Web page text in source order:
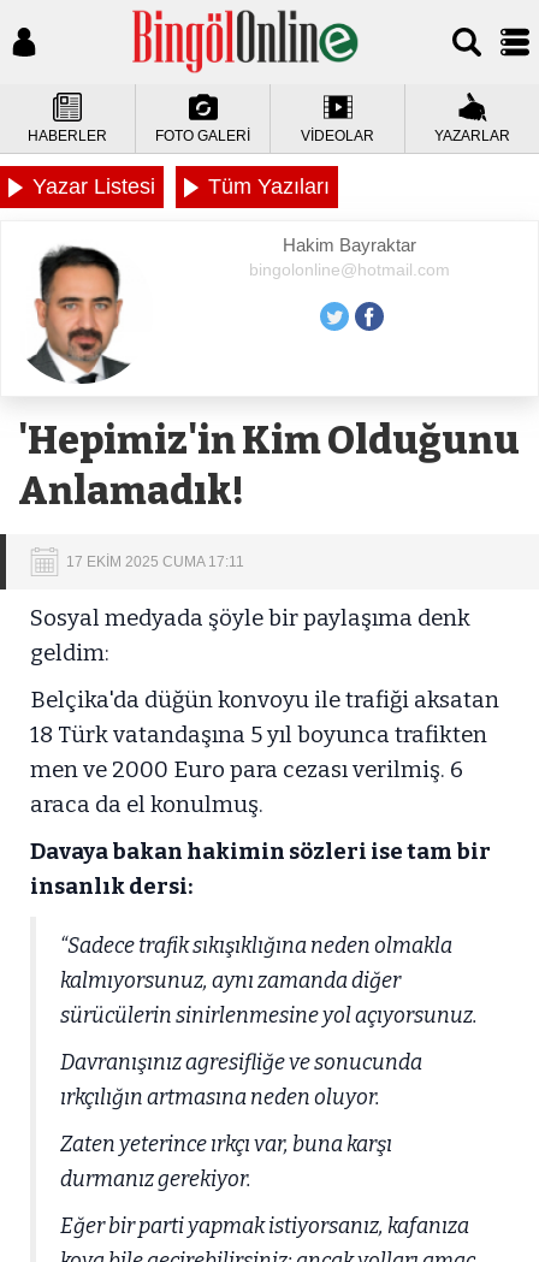
HABERLER FOTO GALERİ VİDEOLAR YAZARLAR
Yazar Listesi Tüm Yazıları
Hakim Bayraktar
bingolonline@hotmail.com
'Hepimiz'in Kim Olduğunu
Anlamadık!
17 EKİM 2025 CUMA 17:11
Sosyal medyada şöyle bir paylaşıma denk
geldim:
Belçika'da düğün konvoyu ile trafiği aksatan
18 Türk vatandaşına 5 yıl boyunca trafikten
men ve 2000 Euro para cezası verilmiş. 6
araca da el konulmuş.
Davaya bakan hakimin sözleri ise tam bir
insanlık dersi:
“Sadece trafik sıkışıklığına neden olmakla
kalmıyorsunuz, aynı zamanda diğer
sürücülerin sinirlenmesine yol açıyorsunuz.
Davranışınız agresifliğe ve sonucunda
ırkçılığın artmasına neden oluyor.
Zaten yeterince ırkçı var, buna karşı
durmanız gerekiyor.
Eğer bir parti yapmak istiyorsanız, kafanıza